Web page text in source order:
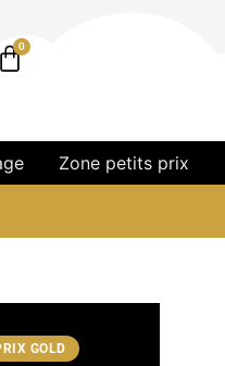
0
Zone petits prix
GOLD